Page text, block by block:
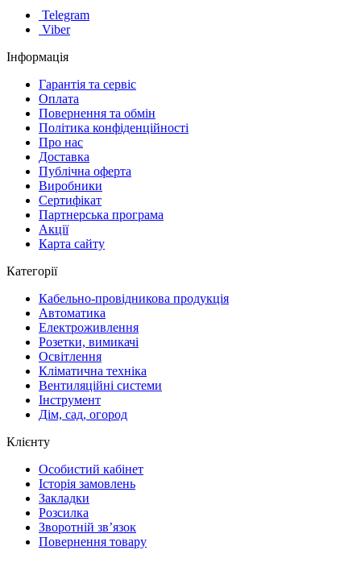
Telegram
Viber
Інформація
Гарантія та сервіс
Оплата
Повернення та обмін
Політика конфіденційності
Про нас
Доставка
Публічна оферта
Виробники
Сертифікат
Партнерська програма
Акції
Карта сайту
Категорії
Кабельно-провідникова продукція
Автоматика
Електроживлення
Розетки, вимикачі
Освітлення
Кліматична техніка
Вентиляційні системи
Інструмент
Дім, сад, огород
Клієнту
Особистий кабінет
Історія замовлень
Закладки
Розсилка
Зворотній зв’язок
Повернення товару